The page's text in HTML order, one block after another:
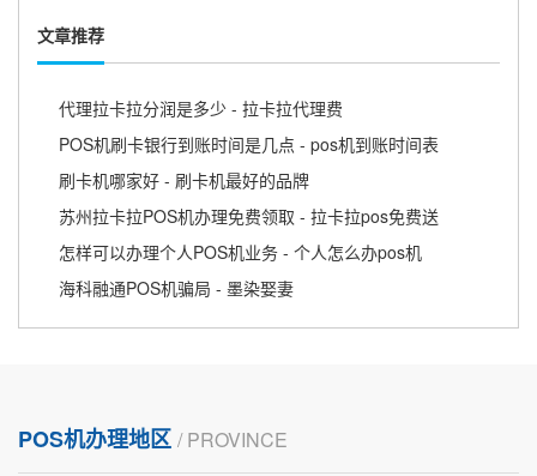
文章推荐
代理拉卡拉分润是多少 - 拉卡拉代理费
POS机刷卡银行到账时间是几点 - pos机到账时间表
刷卡机哪家好 - 刷卡机最好的品牌
苏州拉卡拉POS机办理免费领取 - 拉卡拉pos免费送
怎样可以办理个人POS机业务 - 个人怎么办pos机
海科融通POS机骗局 - 墨染娶妻
POS机办理地区 / PROVINCE